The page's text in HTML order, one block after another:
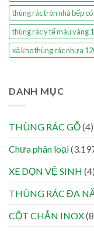
thùng rác tròn nhà bếp
thùng rác y tế màu vàng
xả kho thùng rác nhựa
DANH MỤC
THÙNG RÁC GỖ(4)
Chưa phân loại
XE DỌN VỆ SINH (4)
THÙNG RÁC ĐA
CỘT CHẮN INOX